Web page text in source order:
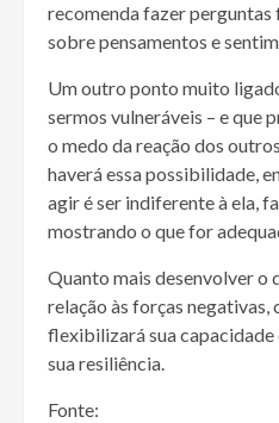
recomenda fazer perguntas
sobre pensamentos e
Um outro ponto muito
sermos vulneráveis – e que
o medo da reação dos
haverá essa possibilidade,
agir é ser indiferente à ela,
mostrando o que for
Quanto mais desenvolver o
relação às forças negativas,
flexibilizará sua capacidade
sua resiliência.
Fonte: